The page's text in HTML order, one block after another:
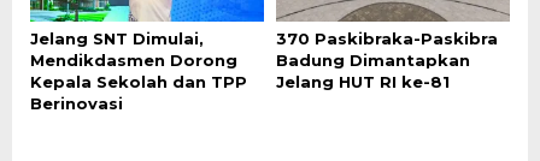
Jelang SNT Dimulai,
Mendikdasmen Dorong
Kepala Sekolah dan TPP
Berinovasi
370 Paskibraka-Paskibra
Badung Dimantapkan
Jelang HUT RI ke-81